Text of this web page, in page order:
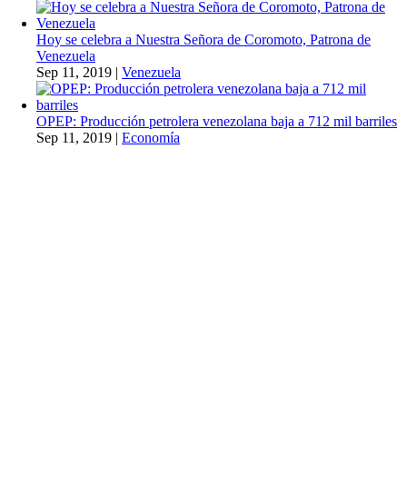
Hoy se celebra a Nuestra Señora de Coromoto, Patrona de
Venezuela
Sep 11, 2019 | Venezuela
OPEP: Producción petrolera venezolana baja a 712 mil barriles
Sep 11, 2019 | Economía